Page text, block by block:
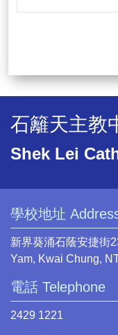
石籬天主教
Shek Lei
學校地址
新界葵涌石蔭安捷街
Yam, Kwai Chung,
電話 Telephone
2429 1221